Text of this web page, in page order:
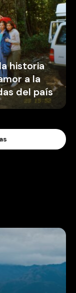
historia
a la
del país